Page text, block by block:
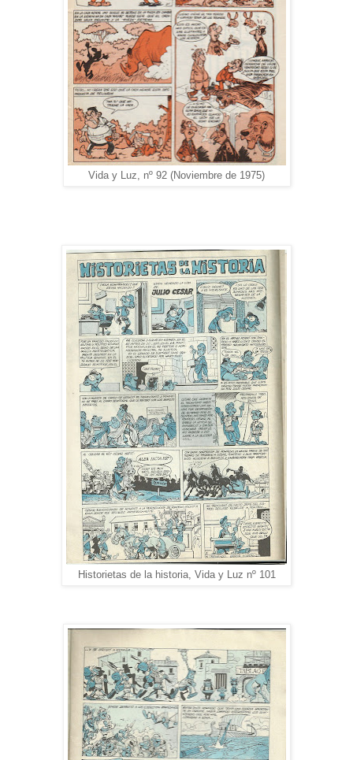
Vida y Luz, nº 92 (Noviembre de 1975)
Historietas de la historia, Vida y Luz nº 101